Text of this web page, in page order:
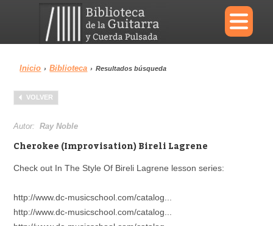
×
Menu
Biblioteca
Inicio › Biblioteca › Resultados búsqueda
VOLVER
Autor:Ray Noble
Cherokee (Improvisation) Bireli Lagrene
Check out In The Style Of Bireli Lagrene lesson series:
http://www.dc-musicschool.com/catalog...
http://www.dc-musicschool.com/catalog...